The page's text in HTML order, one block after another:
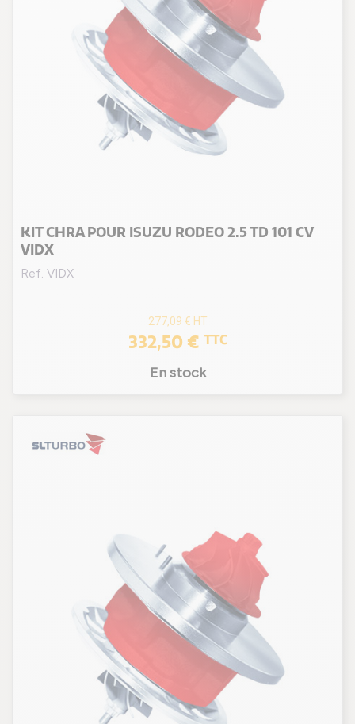
KIT CHRA POUR ISUZU RODEO 2.5 TD 101 CV
VIDX
Ref. VIDX
277,09 € HT
332,50 € TTC
En stock